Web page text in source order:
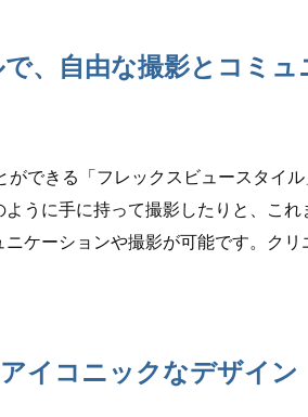
、自由な撮影とコミュ
できる「フレックスビュースタイル
うに手に持って撮影したりと、これ
ケーションや撮影が可能です。クリ
イコニックなデザイン